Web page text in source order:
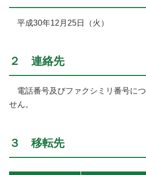
平成30年12月25日（火）
２ 連絡先
電話番号及びファクシミリ番号に
せん。
３ 移転先